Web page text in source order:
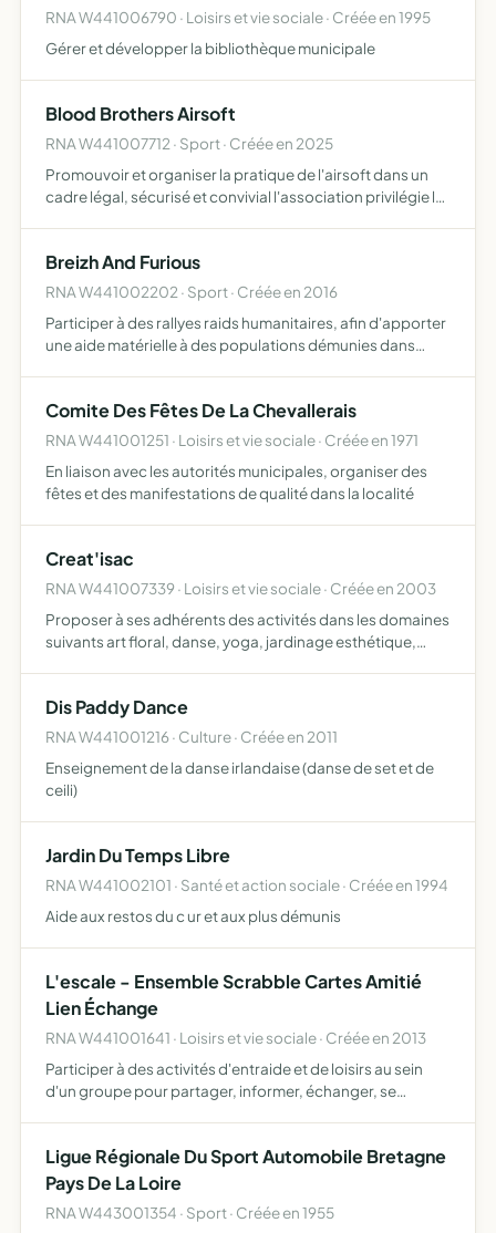
RNA W441006790 · Loisirs et vie sociale · Créée en 1995
Gérer et développer la bibliothèque municipale
Blood Brothers Airsoft
RNA W441007712 · Sport · Créée en 2025
Promouvoir et organiser la pratique de l'airsoft dans un
cadre légal, sécurisé et convivial l'association privilégie le
Breizh And Furious
RNA W441002202 · Sport · Créée en 2016
Participer à des rallyes raids humanitaires, afin d'apporter
une aide matérielle à des populations démunies dans
Comite Des Fêtes De La Chevallerais
RNA W441001251 · Loisirs et vie sociale · Créée en 1971
En liaison avec les autorités municipales, organiser des
fêtes et des manifestations de qualité dans la localité
Creat'isac
RNA W441007339 · Loisirs et vie sociale · Créée en 2003
Proposer à ses adhérents des activités dans les domaines
suivants art floral, danse, yoga, jardinage esthétique,
Dis Paddy Dance
RNA W441001216 · Culture · Créée en 2011
Enseignement de la danse irlandaise (danse de set et de
ceili)
Jardin Du Temps Libre
RNA W441002101 · Santé et action sociale · Créée en 1994
Aide aux restos du c ur et aux plus démunis
L'escale - Ensemble Scrabble Cartes Amitié
Lien Échange
RNA W441001641 · Loisirs et vie sociale · Créée en 2013
Participer à des activités d'entraide et de loisirs au sein
d'un groupe pour partager, informer, échanger, se
Ligue Régionale Du Sport Automobile Bretagne
Pays De La Loire
RNA W443001354 · Sport · Créée en 1955